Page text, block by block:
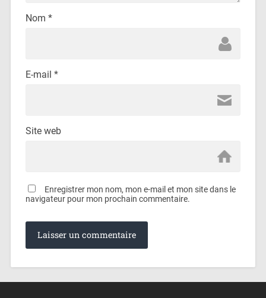
Nom *
E-mail *
Site web
Enregistrer mon nom, mon e-mail et mon site dans le
navigateur pour mon prochain commentaire.